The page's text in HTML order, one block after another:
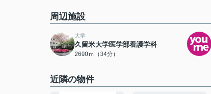
周辺施設
大学
久留米大学医学部看護学科
2690ｍ（34分）
近隣の物件